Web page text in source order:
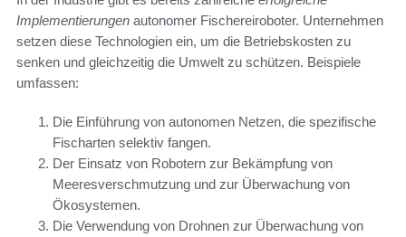
Implementierungen autonomer Fischereiroboter. Unternehmen
setzen diese Technologien ein, um die Betriebskosten zu
senken und gleichzeitig die Umwelt zu schützen. Beispiele
umfassen:
Die Einführung von autonomen Netzen, die spezifische
Fischarten selektiv fangen.
Der Einsatz von Robotern zur Bekämpfung von
Meeresverschmutzung und zur Überwachung von
Ökosystemen.
Die Verwendung von Drohnen zur Überwachung von